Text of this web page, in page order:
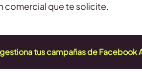
comercial que te solicite.
tus campañas de Facebook